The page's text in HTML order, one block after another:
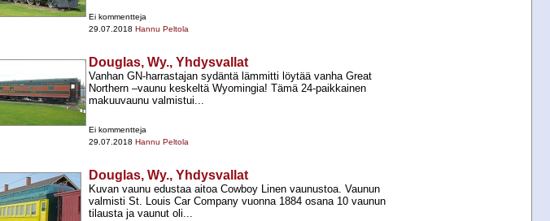
Ei kommentteja
29.07.2018 Hannu Peltola
Douglas, Wy., Yhdysvallat
Vanhan GN-​harrastajan sydäntä lämmitti löytää vanha Great
Northern –vaunu keskeltä Wyomingia! Tämä 24-​paikkainen
makuuvaunu valmistui...
Ei kommentteja
29.07.2018 Hannu Peltola
Douglas, Wy., Yhdysvallat
Kuvan vaunu edustaa aitoa Cowboy Linen vaunustoa. Vaunun
valmisti St. Louis Car Company vuonna 1884 osana 10 vaunun
tilausta ja vaunut oli...